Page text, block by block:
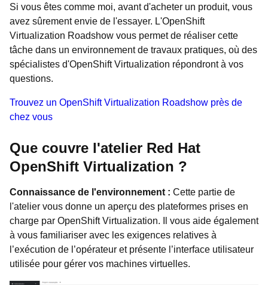
Si vous êtes comme moi, avant d'acheter un produit, vous
avez sûrement envie de l'essayer. L'OpenShift
Virtualization Roadshow vous permet de réaliser cette
tâche dans un environnement de travaux pratiques, où des
spécialistes d'OpenShift Virtualization répondront à vos
questions.
Trouvez un OpenShift Virtualization Roadshow près de
chez vous
Que couvre l'atelier Red Hat
OpenShift Virtualization ?
Connaissance de l'environnement : Cette partie de
l'atelier vous donne un aperçu des plateformes prises en
charge par OpenShift Virtualization. Il vous aide également
à vous familiariser avec les exigences relatives à
l’exécution de l’opérateur et présente l’interface utilisateur
utilisée pour gérer vos machines virtuelles.